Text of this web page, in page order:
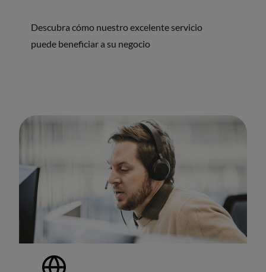
Descubra cómo nuestro excelente servicio
puede beneficiar a su negocio